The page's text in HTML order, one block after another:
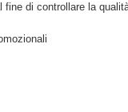
di controllare la